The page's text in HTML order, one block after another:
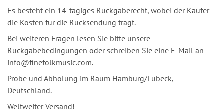
Es besteht ein 14-tägiges Rückgaberecht, wobei der Käufer
die Kosten für die Rücksendung trägt.
Bei weiteren Fragen lesen Sie bitte unsere
Rückgabebedingungen oder schreiben Sie eine E-Mail an
info@finefolkmusic.com.
Probe und Abholung im Raum Hamburg/Lübeck,
Deutschland.
Weltweiter Versand!